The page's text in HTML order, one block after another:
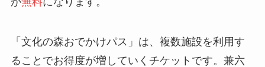
「文化の森おでかけパス」は、複数施設を利用す
ることでお得度が増していくチケットです。兼六